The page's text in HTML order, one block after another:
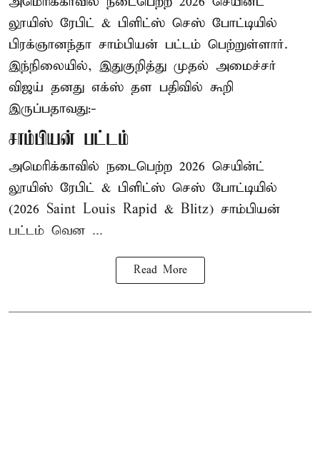
லூயிஸ் ரேபிட் & பிளிட்ஸ் செஸ் போட்டியில்
பிரக்ஞானந்தா சாம்பியன் பட்டம் பெற்றுள்ளார்.
இந்நிலையில், இதுகுறித்து முதல் அமைச்சர்
விஜய் தனது எக்ஸ் தள பதிவில் கூறி
இருப்பதாவது:-
சாம்பியன் பட்டம்
அமெரிக்காவில் நடைபெற்ற 2026 செயின்ட்
லூயிஸ் ரேபிட் & பிளிட்ஸ் செஸ் போட்டியில்
(2026 Saint Louis Rapid & Blitz) சாம்பியன்
பட்டம் வென ...
Read More